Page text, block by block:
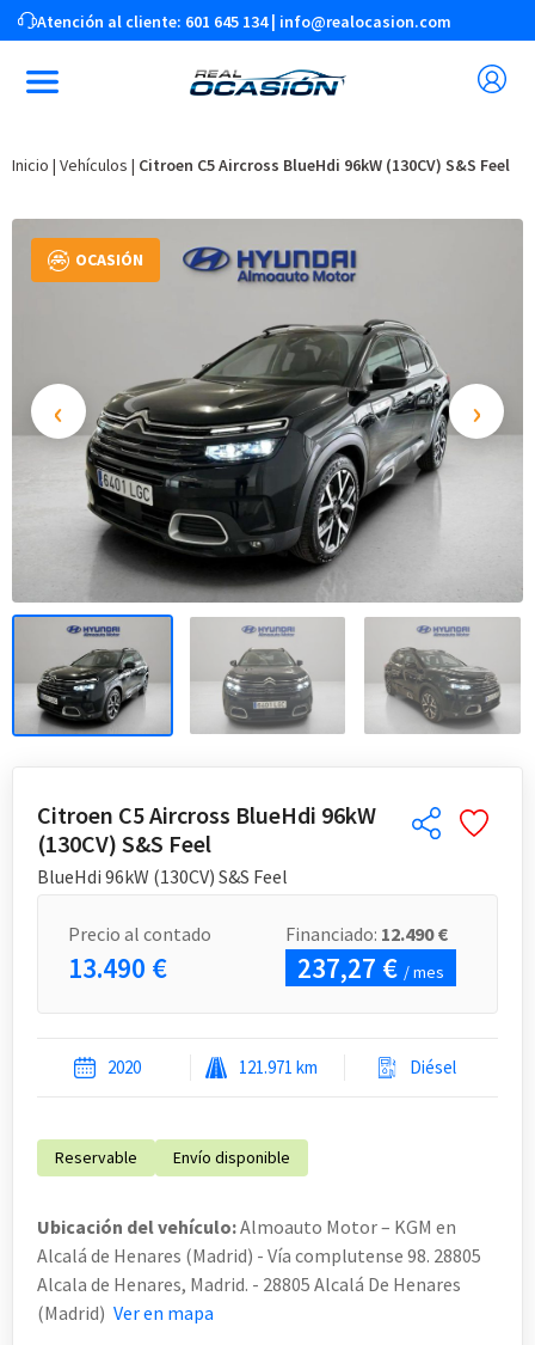
Atención al cliente: 601 645 134| info@realocasion.com
Inicio | Vehículos | Citroen C5 Aircross BlueHdi 96kW (130CV) S&S Feel
OCASIÓN
‹ ›
Citroen C5 Aircross BlueHdi 96kW
(130CV) S&S Feel
BlueHdi 96kW (130CV) S&S Feel
Reservable Envío disponible
2020 121.971 km Diésel
Precio al contado
13.490 €
Financiado: 12.490 €
237,27 € / mes
Ubicación del vehículo:Almoauto Motor – KGM en
Alcalá de Henares (Madrid) - Vía complutense 98. 28805
Alcala de Henares, Madrid. - 28805 Alcalá De Henares
(Madrid) Ver en mapa